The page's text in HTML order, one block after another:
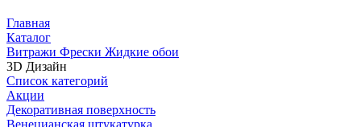
Главная
Каталог
Витражи Фрески Жидкие обои
3D Дизайн
Список категорий
Акции
Декоративная поверхность
Венецианская штукатурка